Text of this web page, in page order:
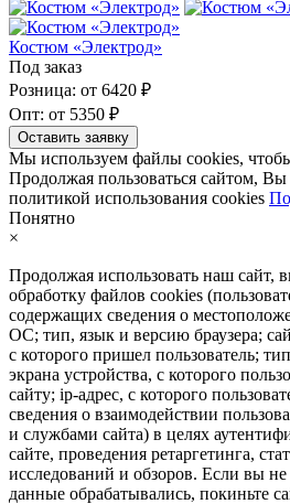
Костюм «Электрод»
Под заказ
Розница: от 6420 ₽
Опт: от 5350 ₽
Оставить заявку
Мы используем файлы cookies,
Продолжая пользоваться сайтом, Вы
политикой использования cookies
Понятно
×
Продолжая использовать наш сайт,
обработку файлов cookies
содержащих сведения о
ОС; тип, язык и версию браузера;
с которого пришел пользователь;
экрана устройства, с которого
сайту; ip-адрес, с которого
сведения о взаимодействии
и службами сайта) в целях
сайте, проведения ретаргетинга,
исследований и обзоров. Если вы
данные обрабатывались, покиньте